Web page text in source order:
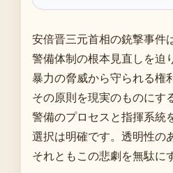
安倍晋三元首相の銃撃事件
警備体制の根本見直しを迫
暴力の脅威から守られる権
その原則を現実のものにす
警備のプロセスと指揮系統
選択は明確です。透明性の
それともこの悲劇を無駄に